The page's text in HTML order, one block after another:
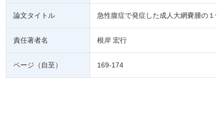
論文タイトル 急性腹症で発症した成人大網嚢腫の１例
責任著者名 根岸 宏行
ページ（自至） 169-174